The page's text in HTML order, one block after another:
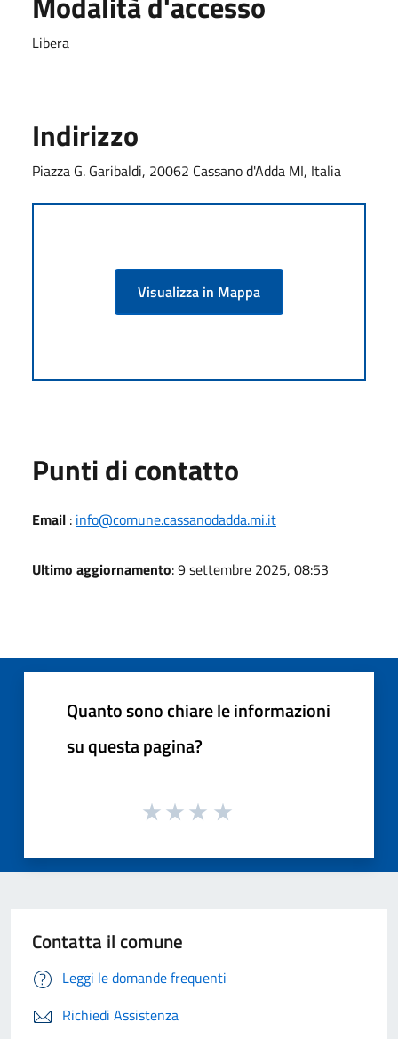
Libera
Indirizzo
Piazza G. Garibaldi, 20062 Cassano d'Adda MI, Italia
Visualizza in Mappa
Punti di contatto
Email : info@comune.cassanodadda.mi.it
Ultimo aggiornamento: 9 settembre 2025, 08:53
Quanto sono chiare le informazioni
su questa pagina?
Contatta il comune
Leggi le domande frequenti
Richiedi Assistenza